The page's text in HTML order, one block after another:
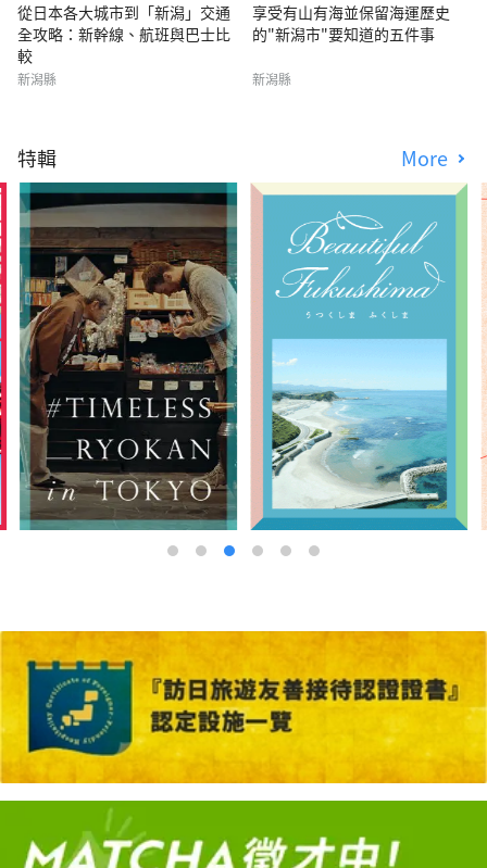
從日本各大城市到「新潟」交通
全攻略：新幹線、航班與巴士比
較
新潟縣
享受有山有海並保留海運歷史
的"新潟市"要知道的五件事
新潟縣
特輯 More